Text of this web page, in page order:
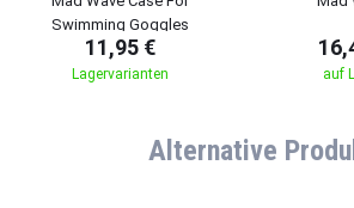
Swimming Goggles
11,95 €
Lagervarianten auf
Alternative